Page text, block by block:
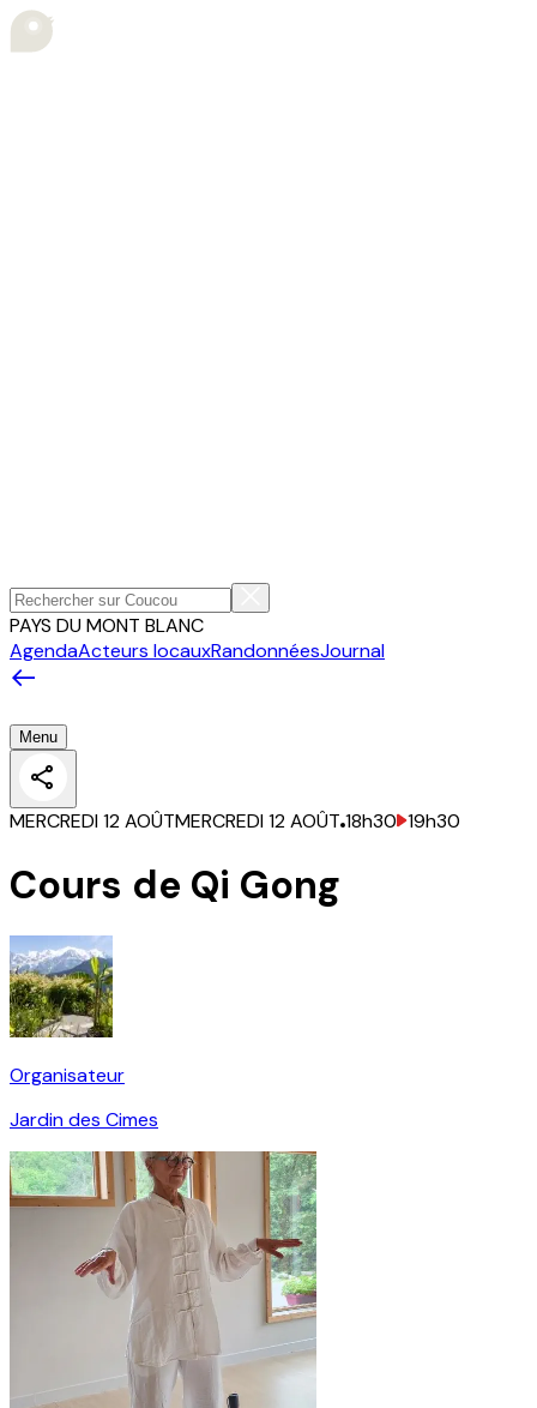
PAYS DU MONT BLANC
AgendaActeurs locauxRandonnéesJournal
Menu
MERCREDI 12 AOÛTMERCREDI 12 AOÛT 18h30 19h30
Cours de Qi Gong
Organisateur
Jardin des Cimes